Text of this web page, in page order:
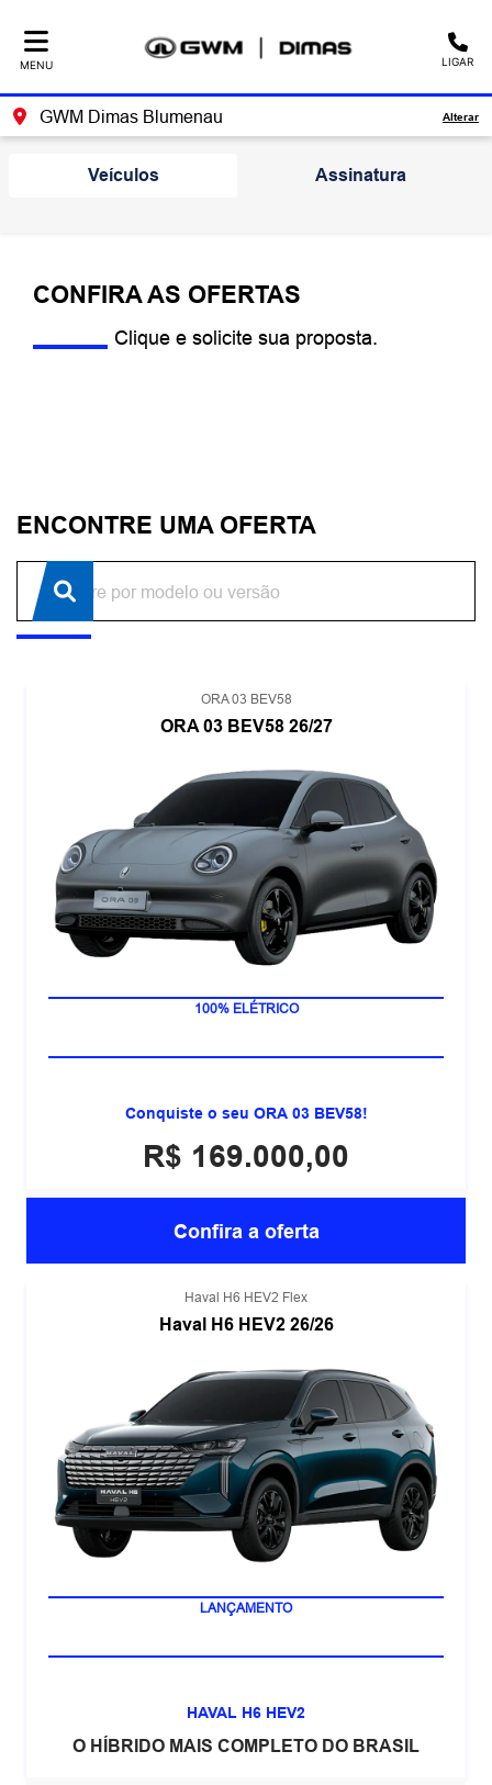
MENU LIGAR
GWM Dimas Blumenau Alterar
Veículos Assinatura
CONFIRA AS OFERTAS
Clique e solicite sua proposta.
ENCONTRE UMA OFERTA
ORA 03 BEV58
ORA 03 BEV58 26/27
171 CV DE POTÊNCIA
Conquiste o seu ORA 03 BEV58!
R$ 169.000,00
Confira a oferta
Haval H6 HEV2 Flex
Haval H6 HEV2 26/26
HAVAL H6 HEV2
O HÍBRIDO MAIS COMPLETO DO BRASIL